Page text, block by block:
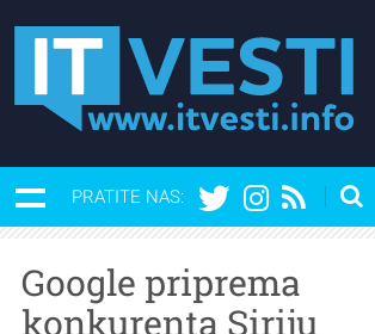
PRATITE NAS:
Google priprema
konkurenta Siriju